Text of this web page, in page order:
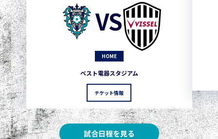
VS
HOME
ベスト電器スタジアム
チケット情報
試合日程を見る